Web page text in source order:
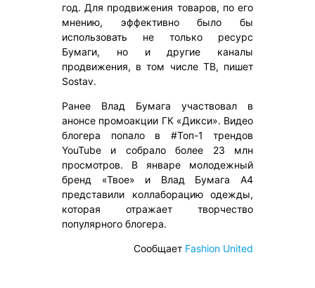
год. Для продвижения товаров, по его
мнению, эффективно было бы
использовать не только ресурс
Бумаги, но и другие каналы
продвижения, в том числе ТВ, пишет
Sostav.
Ранее Влад Бумага участвовал в
анонсе промоакции ГК «Дикси». Видео
блогера попало в #Топ-1 трендов
YouTube и собрало более 23 млн
просмотров. В январе молодежный
бренд «Твое» и Влад Бумага A4
представили коллаборацию одежды,
которая отражает творчество
популярного блогера.
Сообщает Fashion United